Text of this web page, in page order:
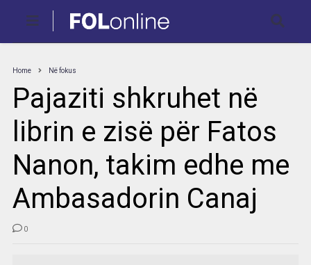
Home Në fokus
Pajaziti shkruhet në
librin e zisë për Fatos
Nanon, takim edhe me
Ambasadorin Canaj
0